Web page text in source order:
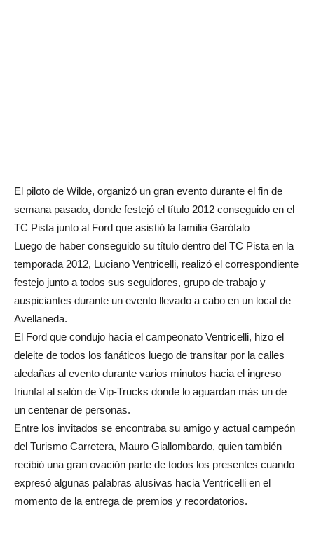
El piloto de Wilde, organizó un gran evento durante el fin de
semana pasado, donde festejó el título 2012 conseguido en el
TC Pista junto al Ford que asistió la familia Garófalo
Luego de haber conseguido su título dentro del TC Pista en la
temporada 2012, Luciano Ventricelli, realizó el correspondiente
festejo junto a todos sus seguidores, grupo de trabajo y
auspiciantes durante un evento llevado a cabo en un local de
Avellaneda.
El Ford que condujo hacia el campeonato Ventricelli, hizo el
deleite de todos los fanáticos luego de transitar por la calles
aledañas al evento durante varios minutos hacia el ingreso
triunfal al salón de Vip-Trucks donde lo aguardan más un de
un centenar de personas.
Entre los invitados se encontraba su amigo y actual campeón
del Turismo Carretera, Mauro Giallombardo, quien también
recibió una gran ovación parte de todos los presentes cuando
expresó algunas palabras alusivas hacia Ventricelli en el
momento de la entrega de premios y recordatorios.